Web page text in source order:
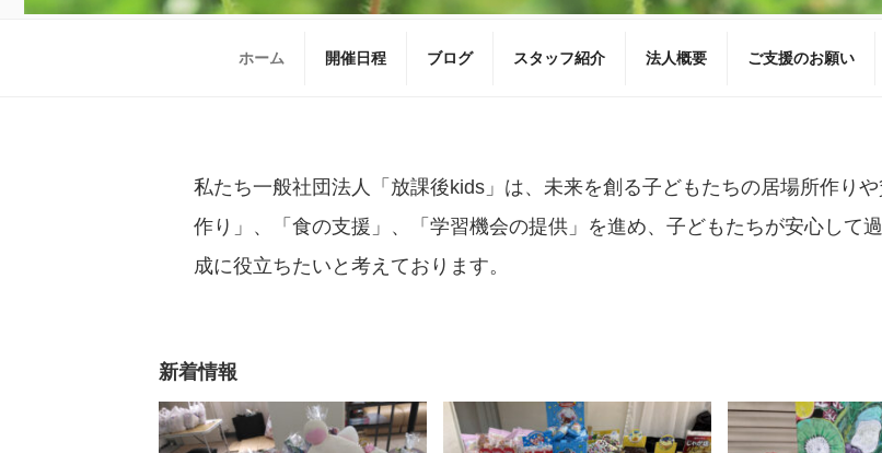
ホーム 開催日程 ブログ スタッフ紹介 法人概要 ご支援のお願い
私たち一般社団法人「放課後kids」は、未来を創る子どもたちの居場所作り
作り」、「食の支援」、「学習機会の提供」を進め、子どもたちが安心して
成に役立ちたいと考えております。
新着情報